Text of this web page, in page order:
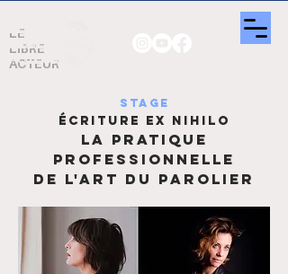
LE
LIBRE
ACTEUR
STAGE
ÉCRITURE EX NIHILO
LA PRATIQUE
PROFESSIONNELLE
DE L'ART DU PAROLIER